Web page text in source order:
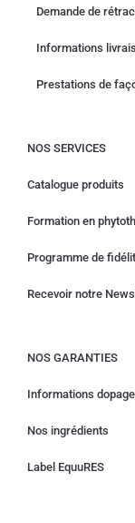
Demande de
Informations
Prestations de
NOS SERVICES
Catalogue produits
Formation en
Programme de
Recevoir notre
NOS GARANTIES
Informations dopage
Nos ingrédients
Label EquuRES